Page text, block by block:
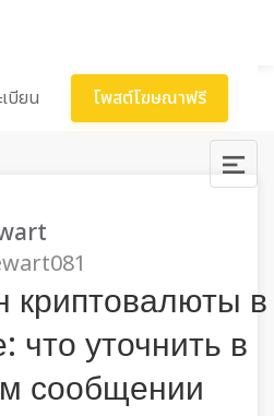
บียน โพสต์โฆษณาฟรี
криптовалюты в
что уточнить в
сообщении